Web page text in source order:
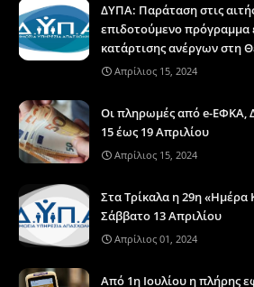
ΔΥΠΑ: Παράταση στις
επιδοτούμενο πρόγραμμα
κατάρτισης ανέργων στη
Απρίλιος 15, 2024
Οι πληρωμές από e-ΕΦΚΑ,
15 έως 19 Απριλίου
Απρίλιος 15, 2024
Στα Τρίκαλα η 29η «Ημέρα
Σάββατο 13 Απριλίου
Απρίλιος 01, 2024
Από 1η Ιουλίου η πλήρης